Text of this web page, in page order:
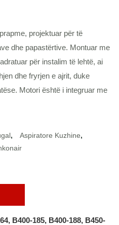
projektuar për të
dhe papastërtive. Montuar me
për instalim të lehtë, ai
dhe fryrjen e ajrit, duke
Motori është i integruar me
, Aspiratore Kuzhine,
B400-185, B400-188, B450-